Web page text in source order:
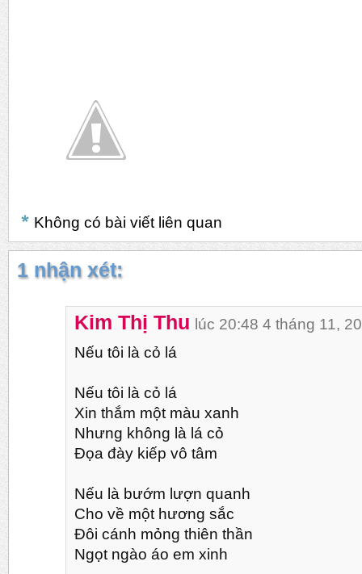
Không có bài viết liên quan
1 nhận xét:
Kim Thị Thu lúc 20:48 4 tháng 11,
Nếu tôi là cỏ lá
Nếu tôi là cỏ lá
Xin thắm một màu xanh
Nhưng không là lá cỏ
Đọa đày kiếp vô tâm
Nếu là bướm lượn quanh
Cho về một hương sắc
Đôi cánh mỏng thiên thần
Ngọt ngào áo em xinh